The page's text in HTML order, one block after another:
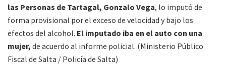
las Personas de Tartagal, Gonzalo Vega, lo imputó de
forma provisional por el exceso de velocidad y bajo los
efectos del alcohol. El imputado iba en el auto con una
mujer, de acuerdo al informe policial. (Ministerio Público
Fiscal de Salta / Policía de Salta)